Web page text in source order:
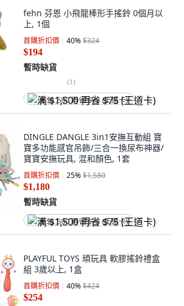
fehn 芬恩 小飛龍棒形手搖鈴 0個月以
上, 1個
首購折扣價 40%$324
$194
暫時缺貨
(1)
满 $1,500 再省 $75 (王道卡)
DINGLE DANGLE 3in1安撫互動組 寶
寶多功能感官吊飾/三合一換尿布神器/
寶寶安撫玩具, 混和顏色, 1套
首購折扣價 25%$1,580
$1,180
暫時缺貨
满 $1,500 再省 $75 (王道卡)
PLAYFUL TOYS 頑玩具 軟膠搖鈴禮盒
組 3歲以上, 1盒
首購折扣價 40%$424
$254